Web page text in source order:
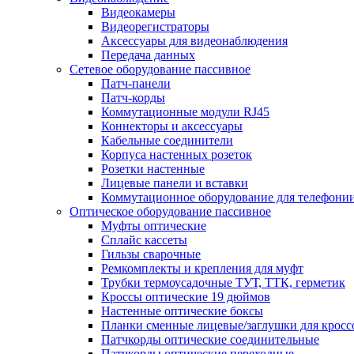
Видеокамеры
Видеорегистраторы
Аксессуары для видеонаблюдения
Передача данных
Сетевое оборудование пассивное
Патч-панели
Патч-корды
Коммутационные модули RJ45
Коннекторы и аксессуары
Кабельные соединители
Корпуса настенных розеток
Розетки настенные
Лицевые панели и вставки
Коммутационное оборудование для
Оптическое оборудование пассивное
Муфты оптические
Сплайс кассеты
Гильзы сварочные
Ремкомплекты и крепления для муфт
Трубки термоусадочные ТУТ, ТТК, герметик
Кроссы оптические 19 дюймов
Настенные оптические боксы
Планки сменные лицевые/заглушки для
Патчкорды оптические соединительные